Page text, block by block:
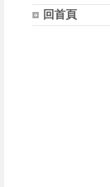
回首頁